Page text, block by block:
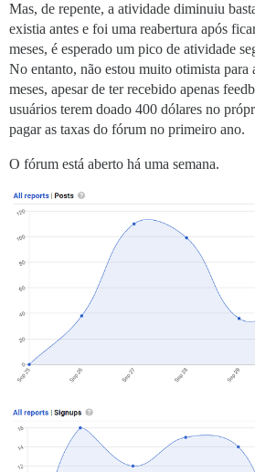
Mas, de repente, a atividade diminuiu
existia antes e foi uma reabertura após
meses, é esperado um pico de atividade
No entanto, não estou muito otimista para
meses, apesar de ter recebido apenas
usuários terem doado 400 dólares no
pagar as taxas do fórum no primeiro ano.
O fórum está aberto há uma semana.